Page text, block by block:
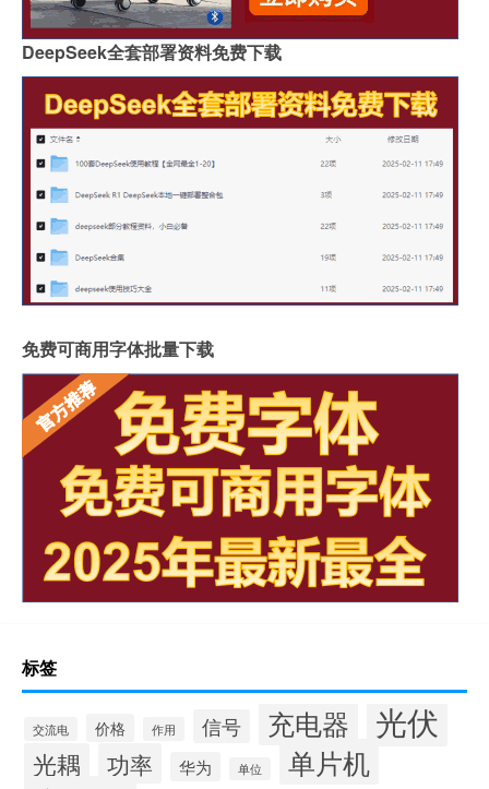
DeepSeek全套部署资料免费下载
免费可商用字体批量下载
标签
交流电 价格 作用 信号 充电器 光伏
光耦 功率 华为 单位 单片机